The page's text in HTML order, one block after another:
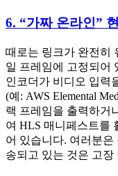
6. “가짜 온라인”
때로는 링크가 완전히
일 프레임에 고정되어
인코더가 비디오 입력
(예: AWS Elemental
랙 프레임을 출력하거
여 HLS 매니페스트를
어 있습니다. 여러분
송되고 있는 것은 고장